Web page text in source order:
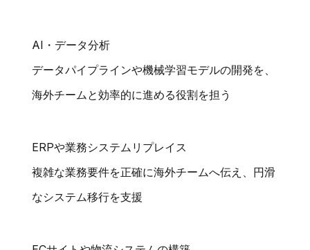
AI・データ分析
データパイプラインや機械学習モデルの開発を、
海外チームと効率的に進める役割を担う
ERPや業務システムリプレイス
複雑な業務要件を正確に海外チームへ伝え、円滑
なシステム移行を支援